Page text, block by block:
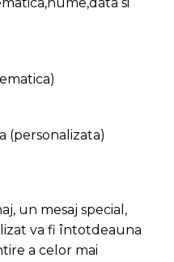
(personalizata)
un mesaj special,
va fi întotdeauna
a celor mai